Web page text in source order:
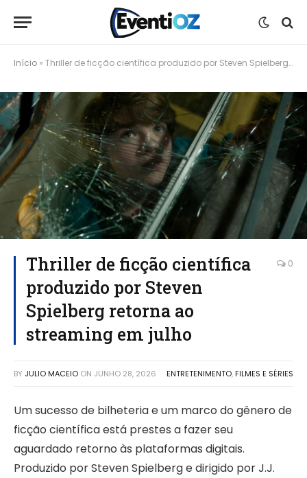
Início » Thriller de ficção científica produzido por Steven Spielberg retorna ao streaming em julho
Thriller de ficção científica
produzido por Steven
Spielberg retorna ao
streaming em julho
0
BY JULIO MACEIO ON JUNHO 28, 2026 ENTRETENIMENTO, FILMES E SÉRIES
Um sucesso de bilheteria e um marco do gênero de
ficção científica está prestes a fazer seu
aguardado retorno às plataformas digitais.
Produzido por Steven Spielberg e dirigido por J.J.